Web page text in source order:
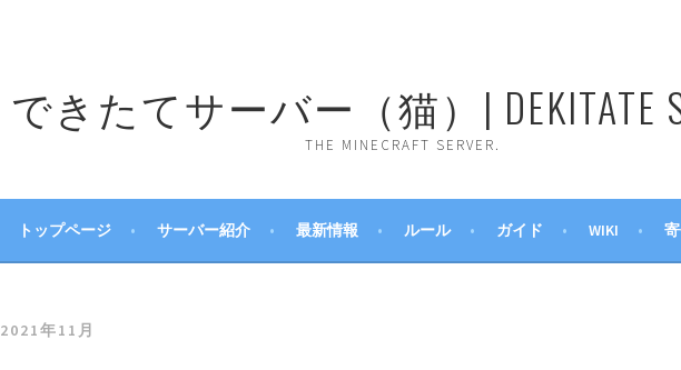
できたてサーバー（猫）| DEKITATE
THE MINECRAFT SERVER.
トップページ サーバー紹介 最新情報 ルール ガイド WIKI
2021年11月